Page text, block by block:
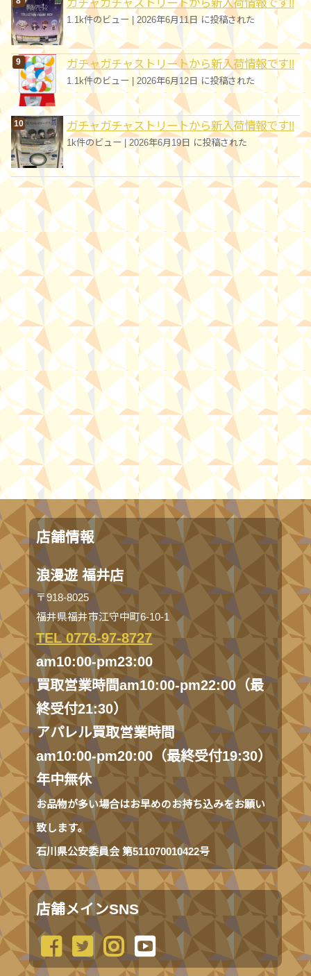
ガチャガチャストリートから新入荷情報です!!
1.1k件のビュー | 2026年6月11日 に投稿された
ガチャガチャストリートから新入荷情報です!!
1.1k件のビュー 2026年6月12日 に投稿された
ガチャガチャストリートから新入荷情報です!!
1k件のビュー|2026年6月19日 に投稿された
店舗情報
浪漫遊 福井店
〒918-8025
福井県福井市江守中町6-10-1
TEL 0776-97-8727
am10:00-pm23:00
買取営業時間am10:00-pm22:00（最
終受付21:30）
アパレル買取営業時間
am10:00-pm20:00（最終受付19:30）
年中無休
お品物が多い場合はお早めのお持ち込みをお願い
致します。
石川県公安委員会 第511070010422号
店舗メインSNS